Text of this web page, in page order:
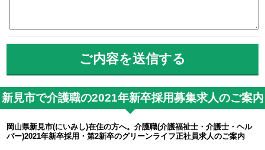
新見市で介護職の2021年新卒採用募集求人のご案内
岡山県新見市(にいみし)在住の方へ。介護職(介護福祉士・介護士・ヘル
パー)2021年新卒採用・第2新卒のグリーンライフ正社員求人のご案内